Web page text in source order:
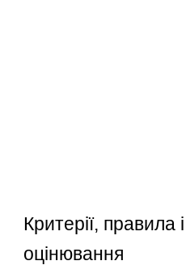
Критерії, правила
оцінювання